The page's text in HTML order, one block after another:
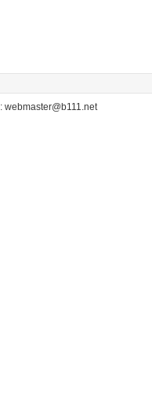
webmaster@b111.net